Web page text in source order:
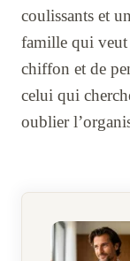
coulissants et
famille qui veut
chiffon et de
celui qui
oublier